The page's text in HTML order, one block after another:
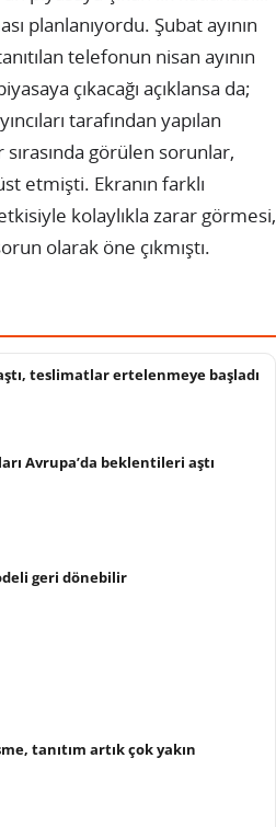
planlanıyordu. Şubat ayının
telefonun nisan ayının
çıkacağı açıklansa da;
tarafından yapılan
görülen sorunlar,
etmişti. Ekranın farklı
kolaylıkla zarar görmesi,
olarak öne çıkmıştı.
teslimatlar ertelenmeye başladı
Avrupa’da beklentileri aştı
geri dönebilir
tanıtım artık çok yakın